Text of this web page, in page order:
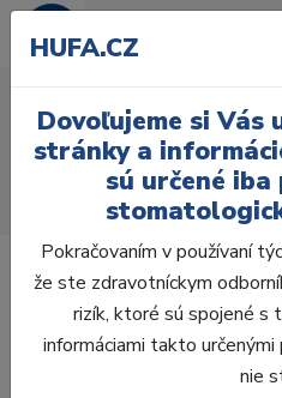
D35, B4
Zuby
AcryRock
AcryRock 1x28 S51-I51-
HUFA.CZ
Dovoľujeme si
stránky a
sú určené
Pokračovaním v používaní
že ste zdravotníckym
rizík, ktoré sú spojené s
informáciami takto
nie